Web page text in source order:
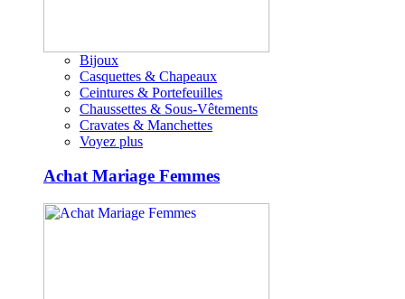
Bijoux
Casquettes & Chapeaux
Ceintures & Portefeuilles
Chaussettes & Sous-Vêtements
Cravates & Manchettes
Voyez plus
Achat Mariage Femmes